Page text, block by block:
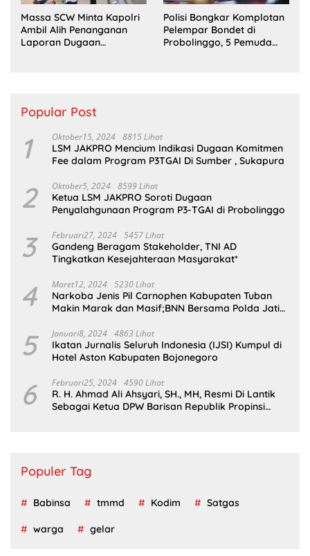
Massa SCW Minta Kapolri
Ambil Alih Penanganan
Laporan Dugaan
Polisi Bongkar Komplotan
Pelempar Bondet di
Probolinggo, 5 Pemuda
Popular Post
1 Oktober15, 2024 8815 Lihat
LSM JAKPRO Mencium Indikasi Dugaan Komitmen
Fee dalam Program P3TGAI Di Sumber , Sukapura
2 Oktober5, 2024 8599 Lihat
Ketua LSM JAKPRO Soroti Dugaan
Penyalahgunaan Program P3-TGAI di Probolinggo
3 Februari27, 2024 5457 Lihat
Gandeng Beragam Stakeholder, TNI AD
Tingkatkan Kesejahteraan Masyarakat*
4 Maret12, 2024 5230 Lihat
Narkoba Jenis Pil Carnophen Kabupaten Tuban
Makin Marak dan Masif;BNN Bersama Polda Jatim
5 Januari8, 2024 4863 Lihat
Ikatan Jurnalis Seluruh Indonesia (IJSI) Kumpul di
Hotel Aston Kabupaten Bojonegoro
6 Februari25, 2024 4590 Lihat
R. H. Ahmad Ali Ahsyari, SH., MH, Resmi Di Lantik
Sebagai Ketua DPW Barisan Republik Propinsi
Populer Tag
Babinsa tmmd Kodim Satgas
warga gelar